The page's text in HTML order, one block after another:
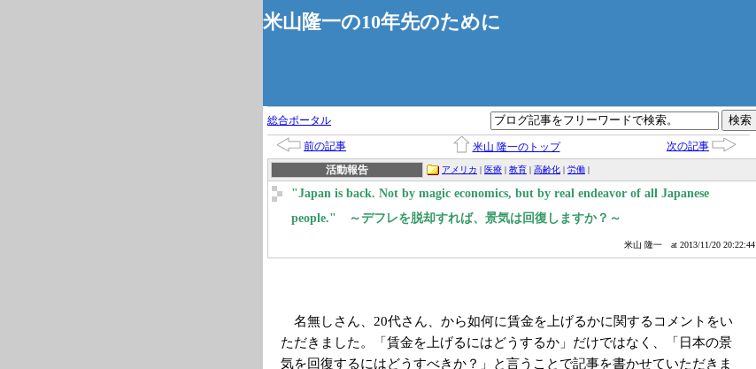
米山隆一の10年先のために
総合ポータル
前の記事 米山 隆一のトップ
次の記事
活動報告
アメリカ | 医療 | 教育 | 高齢化 | 労働 |
"Japan is back. Not by magic economics, but by real endeavor of all Japanese
people." ～デフレを脱却すれば、景気は回復しますか？～
米山 隆一 at 2013/11/20 20:22:44
名無しさん、20代さん、から如何に賃金を上げるかに関するコメントをい
ただきました。「賃金を上げるにはどうするか」だけではなく、「日本の景
気を回復するにはどうすべきか？」と言うことで記事を書かせていただきま